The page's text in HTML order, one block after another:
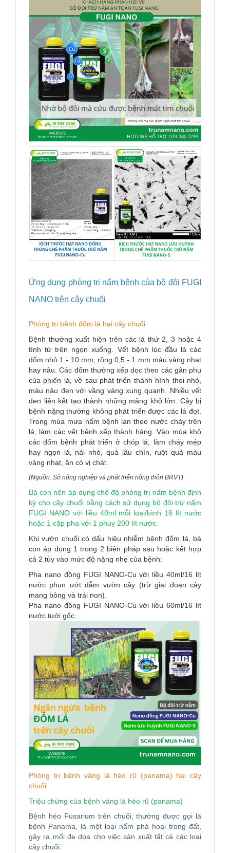
Ứng dụng phòng trị nấm bệnh của bộ đôi FUGI
NANO trên cây chuối
Phòng trị bệnh đốm lá hại cây chuối
Bệnh thường xuất hiện trên các lá thứ 2, 3 hoặc 4
tính từ trên ngọn xuống. Vết bệnh lúc đầu là các
đốm nhỏ 1 - 10 mm, rộng 0,5 - 1 mm màu vàng nhạt
hay nâu. Các đốm thường xếp dọc theo các gân phụ
của phiến lá, về sau phát triển thành hình thoi nhỏ,
màu nâu đen với vầng vàng xung quanh. Nhiều vết
đen liên kết tạo thành những mảng khô lớn. Cây bị
bệnh nặng thường không phát triển được các lá đọt.
Trong mùa mưa nấm bệnh lan theo nước chảy trên
lá, làm các vết bệnh xếp thành hàng. Vào mùa khô
các đốm bệnh phát triển ở chóp lá, làm cháy mép
hay ngọn lá, nải nhỏ, quả lâu chín, ruột quả màu
vàng nhạt, ăn có vị chát.
(Nguồn: Sở nông nghiệp và phát triển nông thôn BRVT)
Bà con nên áp dụng chế độ phòng trị nấm bệnh định
kỳ cho cây chuối bằng cách sử dụng bộ đôi trừ nấm
FUGI NANO với liều 40ml mỗi loại/bình 16 lít nước
hoặc 1 cặp pha với 1 phuy 200 lít nước.
Khi vườn chuối có dấu hiệu nhiễm bệnh đốm lá, bà
con áp dụng 1 trong 2 biện pháp sau hoặc kết hợp
cả 2 tùy vào mức độ nặng nhẹ của bệnh:
Pha nano đồng FUGI NANO-Cu với liều 40ml/16 lít
nước phun ướt đẫm vườn cây (trừ giai đoạn cây
mang bông và trái non).
Pha nano đồng FUGI NANO-Cu với liều 60ml/16 lít
nước tưới gốc.
Phòng trị bệnh vàng lá héo rũ (panama) hại cây
chuối
Triệu chứng của bệnh vàng lá héo rũ (panama)
Bệnh héo Fusarium trên chuối, thường được gọi là
bệnh Panama, là một loại nấm phá hoại trong đất,
gây ra mối đe dọa cho việc sản xuất tất cả các loại
cây chuối.